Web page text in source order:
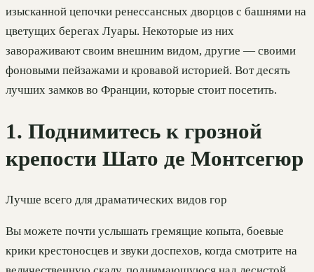
изысканной цепочки ренессансных дворцов с башнями на
цветущих берегах Луары. Некоторые из них
завораживают своим внешним видом, другие — своими
фоновыми пейзажами и кровавой историей. Вот десять
лучших замков во Франции, которые стоит посетить.
1. Поднимитесь к грозной
крепости Шато де Монтсегюр
Лучше всего для драматических видов гор
Вы можете почти услышать гремящие копыта, боевые
крики крестоносцев и звуки доспехов, когда смотрите на